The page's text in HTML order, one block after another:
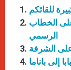
الخطاب
الرسمي
على الشرفة
إلى باناما